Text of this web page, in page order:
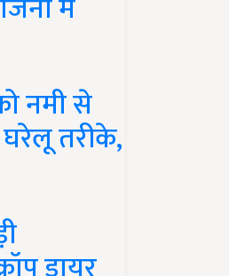
नमी से
तरीके,